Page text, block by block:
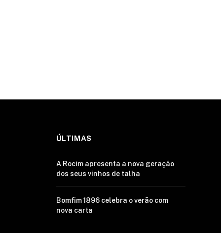
ÚLTIMAS
A Rocim apresenta a nova geração
dos seus vinhos de talha
Bomfim 1896 celebra o verão com
nova carta